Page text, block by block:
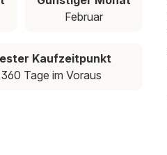
Februar
Kaufzeitpunkt
360 Tage im Voraus